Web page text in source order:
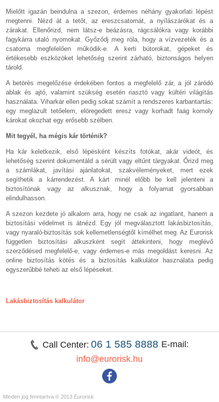
Mielőtt igazán beindulna a szezon, érdemes néhány gyakorlati lépést
megtenni. Nézd át a tetőt, az ereszcsatornát, a nyílászárókat és a
zárakat. Ellenőrizd, nem látsz-e beázásra, rágcsálókra vagy korábbi
fagykárra utaló nyomokat. Győződj meg róla, hogy a vízvezeték és a
csatorna megfelelően működik-e. A kerti bútorokat, gépeket és
értékesebb eszközöket lehetőség szerint zárható, biztonságos helyen
tárold.
A betörés megelőzése érdekében fontos a megfelelő zár, a jól záródó
ablak és ajtó, valamint szükség esetén riasztó vagy kültéri világítás
használata. Viharkár ellen pedig sokat számít a rendszeres karbantartás:
egy meglazult tetőelem, elöregedett eresz vagy korhadt faág komoly
károkat okozhat egy erősebb szélben.
Mit tegyél, ha mégis kár történik?
Ha kár keletkezik, első lépésként készíts fotókat, akár videót, és
lehetőség szerint dokumentáld a sérült vagy eltűnt tárgyakat. Őrizd meg
a számlákat, javítási ajánlatokat, szakvéleményeket, mert ezek
segíthetik a kárrendezést. A kárt minél előbb be kell jelenteni a
biztosítónak vagy az alkusznak, hogy a folyamat gyorsabban
elindulhasson.
A szezon kezdete jó alkalom arra, hogy ne csak az ingatlant, hanem a
biztosítási védelmet is átnézd. Egy jól megválasztott lakásbiztosítás,
vagy nyaraló-biztosítás sok kellemetlenségtől kímélhet meg. Az Eurorisk
független biztosítási alkuszként segít áttekinteni, hogy meglévő
szerződésed megfelelő-e, vagy érdemes-e más megoldást keresni. Az
online biztosítás kötés és a biztosítás kalkulátor használata pedig
egyszerűbbé teheti az első lépéseket.
Lakásbiztosítás kalkulátor
Call Center: 06 1 585 8888 E-mail:
info@eurorisk.hu
Minden jog fenntartva © 2013 Eurorisk